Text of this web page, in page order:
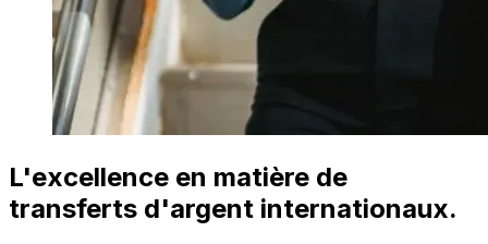
L'excellence en matière de
transferts d'argent internationaux.